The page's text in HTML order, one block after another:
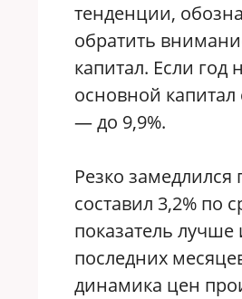
тенденции,
обратить
капитал. Если
основной капитал
— до 9,9%.
Резко
составил 3,2%
показатель
последних
динамика цен